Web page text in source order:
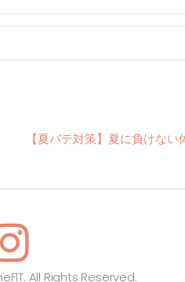
【夏バテ対策】夏に負けな
All Rights Reserved.